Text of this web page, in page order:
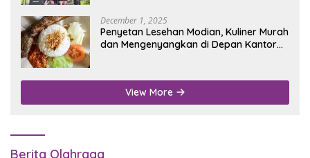
December 1, 2025
Penyetan Lesehan Modian, Kuliner Murah
dan Mengenyangkan di Depan Kantor
View More
Berita Olahraga